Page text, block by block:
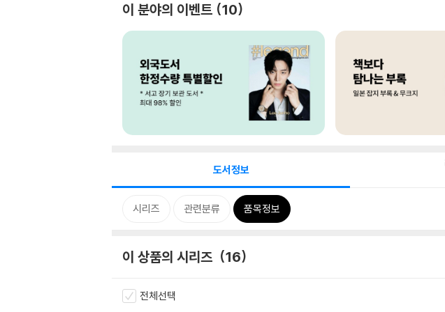
이 분야의 이벤트 10
도서정보
시리즈 관련분류 품목정보
이 상품의 시리즈 16
전체선택